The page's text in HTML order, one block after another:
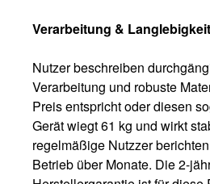
Verarbeitung &
Nutzer beschreiben
Verarbeitung und robuste
Preis entspricht oder diesen
Gerät wiegt 61 kg und wirkt
regelmäßige Nutzzer
Betrieb über Monate. Die 2-